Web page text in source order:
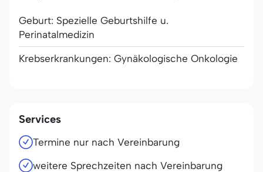
Geburt: Spezielle Geburtshilfe u.
Perinatalmedizin
Krebserkrankungen: Gynäkologische Onkologie
Services
Termine nur nach Vereinbarung
weitere Sprechzeiten nach Vereinbarung